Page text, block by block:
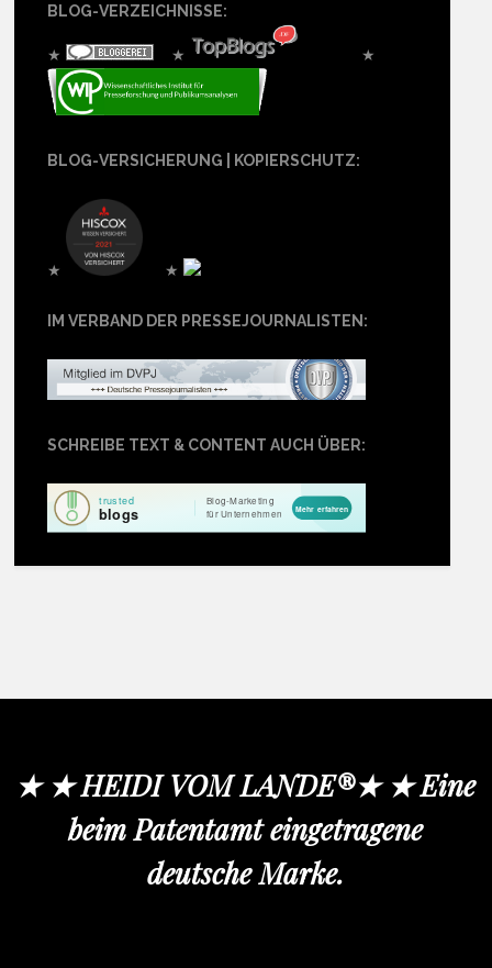
BLOG-VERZEICHNISSE:
★ ★ ★
BLOG-VERSICHERUNG | KOPIERSCHUTZ:
★ ★
IM VERBAND DER PRESSEJOURNALISTEN:
SCHREIBE TEXT & CONTENT AUCH ÜBER:
★ ★ HEIDI VOM LANDE®★ ★ Eine
beim Patentamt eingetragene
deutsche Marke.